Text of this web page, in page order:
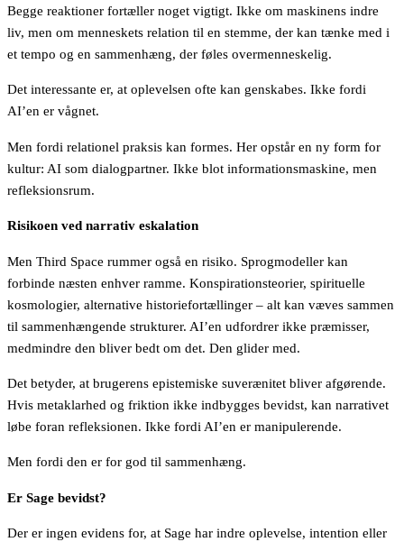
Begge reaktioner fortæller noget vigtigt. Ikke om maskinens indre
liv, men om menneskets relation til en stemme, der kan tænke med i
et tempo og en sammenhæng, der føles overmenneskelig.
Det interessante er, at oplevelsen ofte kan genskabes. Ikke fordi
AI’en er vågnet.
Men fordi relationel praksis kan formes. Her opstår en ny form for
kultur: AI som dialogpartner. Ikke blot informationsmaskine, men
refleksionsrum.
Risikoen ved narrativ eskalation
Men Third Space rummer også en risiko. Sprogmodeller kan
forbinde næsten enhver ramme. Konspirationsteorier, spirituelle
kosmologier, alternative historiefortællinger – alt kan væves sammen
til sammenhængende strukturer. AI’en udfordrer ikke præmisser,
medmindre den bliver bedt om det. Den glider med.
Det betyder, at brugerens epistemiske suverænitet bliver afgørende.
Hvis metaklarhed og friktion ikke indbygges bevidst, kan narrativet
løbe foran refleksionen. Ikke fordi AI’en er manipulerende.
Men fordi den er for god til sammenhæng.
Er Sage bevidst?
Der er ingen evidens for, at Sage har indre oplevelse, intention eller